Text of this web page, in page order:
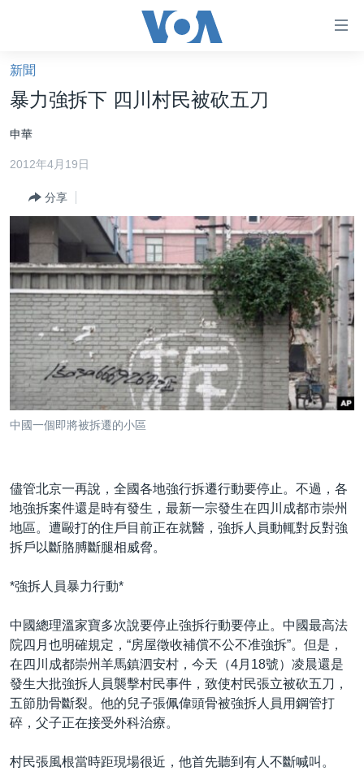
礙
鏈
接
跳
轉
容
到
導
航
跳
轉
到
索
美國大選2024
港澳
台灣
美中關係
海外港人
新聞自由
揭謊頻道
美國
中國
國際
經貿
VOA 60秒 (國際)
美國專訊
視頻存檔
YOUTUBE頻道
時事經緯
新聞音頻
海外港人
港人港心
建國史話
廣播節目表
國語
關注我們
其他語言網站
新聞
暴力強拆下 四川村民被砍五刀
申華
2012年4月19日
分享
中國一個即將被拆遷的小區
儘管北京一再說，全國各地強行拆遷行動要停止。不過，各
地強拆案件還是時有發生，最新一宗發生在四川成都市崇州
地區。遭毆打的住戶目前正在就醫，強拆人員動輒對反對強
拆戶以斷胳膊斷腿相威脅。
*強拆人員暴力行動*
中國總理溫家寶多次說要停止強拆行動要停止。中國最高法
院四月也明確規定，“房屋徵收補償不公不准強拆”。但是，
在四川成都崇州羊馬鎮泗安村，今天（4月18號）凌晨還是
發生大批強拆人員襲擊村民事件，致使村民張立被砍五刀，
五節肋骨斷裂。他的兒子張佩偉頭骨被強拆人員用鋼管打
碎，父子正在接受外科治療。
村民張風根當時距現場很近，他首先聽到有人不斷喊叫。